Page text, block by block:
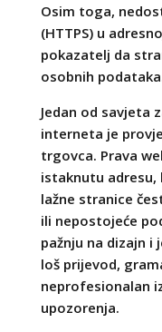
Osim toga,
(HTTPS) u
pokazatelj da
osobnih
Jedan od savjeta
interneta je
trgovca. Prava
istaknutu
lažne stranice
ili nepostojeće
pažnju na dizajn i
loš prijevod,
neprofesionalan
upozorenja.